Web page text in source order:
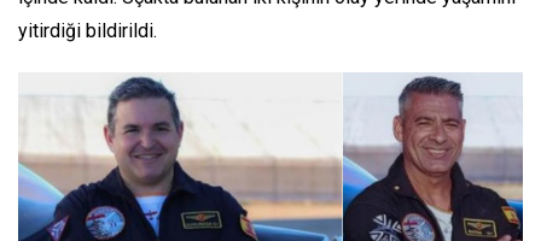
yitirdiği bildirildi.